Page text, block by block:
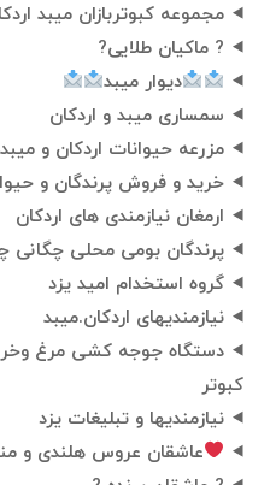
مجموعه کبوتربازان میبد
? ماکیان طلایی?
دیوار میبد
سمساری میبد و اردکان
مزرعه حیوانات اردکان و میبد
خرید و فروش پرندگان و
ارمغان نیازمندی های اردکان
پرندگان بومی محلی چگانی
گروه استخدام امید یزد
نیازمندیهای اردکان.میبد
دستگاه جوجه کشی مرغ
کبوتر
نیازمندیها و تبلیغات یزد
عاشقان عروس هلندی و